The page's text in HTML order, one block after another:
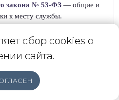
закона № 53-ФЗ — общие и
к месту службы.
срок решения о призыве.
Бесплатная
сбор cookies о
сайта.